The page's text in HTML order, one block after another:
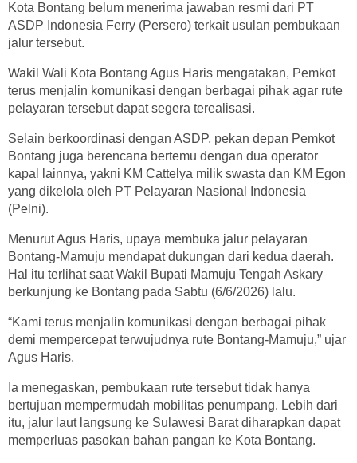
Kota Bontang belum menerima jawaban resmi dari PT
ASDP Indonesia Ferry (Persero) terkait usulan pembukaan
jalur tersebut.
Wakil Wali Kota Bontang Agus Haris mengatakan, Pemkot
terus menjalin komunikasi dengan berbagai pihak agar rute
pelayaran tersebut dapat segera terealisasi.
Selain berkoordinasi dengan ASDP, pekan depan Pemkot
Bontang juga berencana bertemu dengan dua operator
kapal lainnya, yakni KM Cattelya milik swasta dan KM Egon
yang dikelola oleh PT Pelayaran Nasional Indonesia
(Pelni).
Menurut Agus Haris, upaya membuka jalur pelayaran
Bontang-Mamuju mendapat dukungan dari kedua daerah.
Hal itu terlihat saat Wakil Bupati Mamuju Tengah Askary
berkunjung ke Bontang pada Sabtu (6/6/2026) lalu.
“Kami terus menjalin komunikasi dengan berbagai pihak
demi mempercepat terwujudnya rute Bontang-Mamuju,” ujar
Agus Haris.
Ia menegaskan, pembukaan rute tersebut tidak hanya
bertujuan mempermudah mobilitas penumpang. Lebih dari
itu, jalur laut langsung ke Sulawesi Barat diharapkan dapat
memperluas pasokan bahan pangan ke Kota Bontang.